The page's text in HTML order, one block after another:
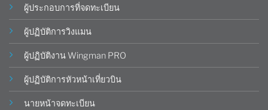
ผู้ประกอบการที่จดทะเบียน
ผู้ปฏิบัติการวิงแมน
ผู้ปฏิบัติงาน Wingman PRO
ผู้ปฏิบัติการหัวหน้าเที่ยวบิน
นายหน้าจดทะเบียน